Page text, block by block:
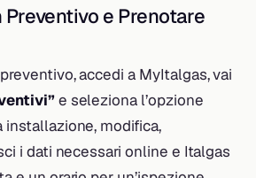
e Prenotare
accedi a MyItalgas, vai
e seleziona l’opzione
installazione, modifica,
i dati necessari online e Italgas